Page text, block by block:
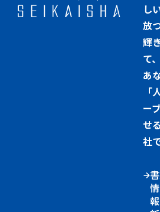
し
放
輝
て、
あ
「
ー
せ
社
情